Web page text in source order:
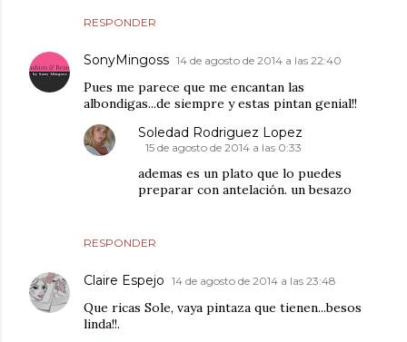
RESPONDER
SonyMingoss 14 de agosto de 2014 a las 22:40
Pues me parece que me encantan las
albondigas...de siempre y estas pintan genial!!
RESPONDER
Soledad Rodriguez Lopez
15 de agosto de 2014 a las 0:33
ademas es un plato que lo puedes
preparar con antelación. un besazo
Claire Espejo 14 de agosto de 2014 a las 23:48
Que ricas Sole, vaya pintaza que tienen...besos
linda!!.